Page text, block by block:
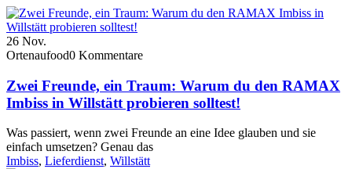
26 Nov.
Ortenaufood0 Kommentare
Zwei Freunde, ein Traum: Warum du den RAMAX
Imbiss in Willstätt probieren solltest!
Was passiert, wenn zwei Freunde an eine Idee glauben und sie
einfach umsetzen? Genau das
Imbiss, Lieferdienst, Willstätt